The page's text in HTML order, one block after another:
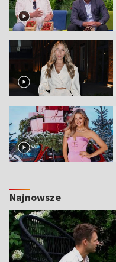
Najnowsze